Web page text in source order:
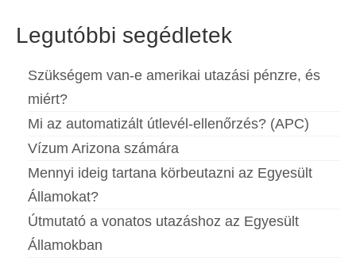
Legutóbbi segédletek
Szükségem van-e amerikai utazási pénzre, és
miért?
Mi az automatizált útlevél-ellenőrzés? (APC)
Vízum Arizona számára
Mennyi ideig tartana körbeutazni az Egyesült
Államokat?
Útmutató a vonatos utazáshoz az Egyesült
Államokban